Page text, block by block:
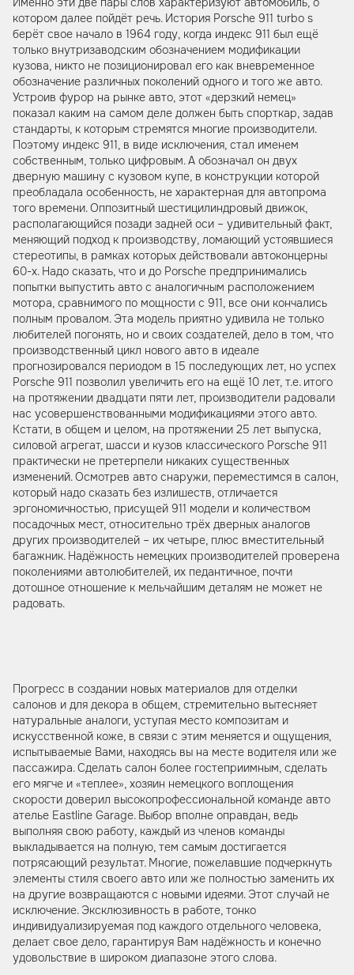
котором далее пойдёт речь. История Porsche 911 turbo s
берёт свое начало в 1964 году, когда индекс 911 был ещё
только внутризаводским обозначением модификации
кузова, никто не позиционировал его как вневременное
обозначение различных поколений одного и того же авто.
Устроив фурор на рынке авто, этот «дерзкий немец»
показал каким на самом деле должен быть спорткар, задав
стандарты, к которым стремятся многие производители.
Поэтому индекс 911, в виде исключения, стал именем
собственным, только цифровым. А обозначал он двух
дверную машину с кузовом купе, в конструкции которой
преобладала особенность, не характерная для автопрома
того времени. Оппозитный шестицилиндровый движок,
располагающийся позади задней оси – удивительный факт,
меняющий подход к производству, ломающий устоявшиеся
стереотипы, в рамках которых действовали автоконцерны
60-х. Надо сказать, что и до Porsche предпринимались
попытки выпустить авто с аналогичным расположением
мотора, сравнимого по мощности с 911, все они кончались
полным провалом. Эта модель приятно удивила не только
любителей погонять, но и своих создателей, дело в том, что
производственный цикл нового авто в идеале
прогнозировался периодом в 15 последующих лет, но успех
Porsche 911 позволил увеличить его на ещё 10 лет, т.е. итого
на протяжении двадцати пяти лет, производители радовали
нас усовершенствованными модификациями этого авто.
Кстати, в общем и целом, на протяжении 25 лет выпуска,
силовой агрегат, шасси и кузов классического Porsche 911
практически не претерпели никаких существенных
изменений. Осмотрев авто снаружи, переместимся в салон,
который надо сказать без излишеств, отличается
эргономичностью, присущей 911 модели и количеством
посадочных мест, относительно трёх дверных аналогов
других производителей – их четыре, плюс вместительный
багажник. Надёжность немецких производителей проверена
поколениями автолюбителей, их педантичное, почти
дотошное отношение к мельчайшим деталям не может не
радовать.
Прогресс в создании новых материалов для отделки
салонов и для декора в общем, стремительно вытесняет
натуральные аналоги, уступая место композитам и
искусственной коже, в связи с этим меняется и ощущения,
испытываемые Вами, находясь вы на месте водителя или же
пассажира. Сделать салон более гостеприимным, сделать
его мягче и «теплее», хозяин немецкого воплощения
скорости доверил высокопрофессиональной команде авто
ателье Eastline Garage. Выбор вполне оправдан, ведь
выполняя свою работу, каждый из членов команды
выкладывается на полную, тем самым достигается
потрясающий результат. Многие, пожелавшие подчеркнуть
элементы стиля своего авто или же полностью заменить их
на другие возвращаются с новыми идеями. Этот случай не
исключение. Эксклюзивность в работе, тонко
индивидуализируемая под каждого отдельного человека,
делает свое дело, гарантируя Вам надёжность и конечно
удовольствие в широком диапазоне этого слова.